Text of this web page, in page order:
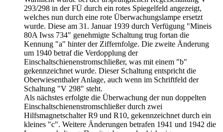
293/298 in der FÜ durch ein rotes Spiegelfeld angezeigt,
welches nun durch eine rote Überwachungslampe ersetzt
wurde. Diese am 31. Januar 1939 durch Verfügung "Mineis
80A Iwss 734" genehmigte Schaltung trug fortan die
Kennung "a" hinter der Ziffernfolge. Die zweite Änderung
um 1940 betraf die Verdopplung der
Einschaltschienenstromschließer, was mit einem "b"
gekennzeichnet wurde. Dieser Schaltung entspricht die
Oberwiesenthaler Anlage, auch wenn im Schriftfeld der
Schaltung "V 298" steht.
Als nächstes erfolgte die Überwachung der nun doppelten
Einschaltschienenstromschließer durch zwei
Hilfsmagnetschalter R9 und R10, gekennzeichnet durch ein
kleines "c". Weitere Änderungen betrafen 1941 und 1942 die